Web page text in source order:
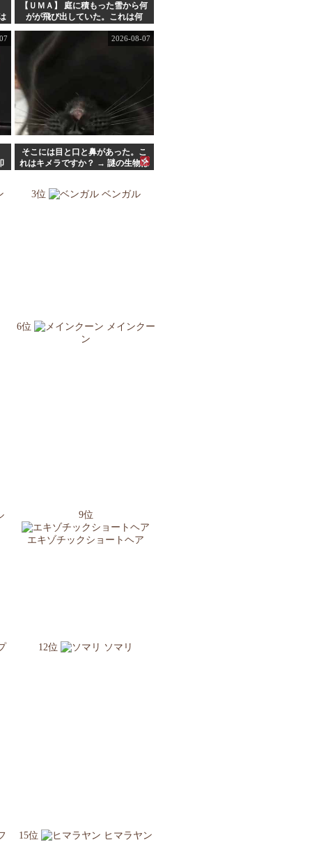
【ＵＭＡ】 庭に積もった雪から何
がが飛び出していた。これは何
そこには目と口と鼻があった。こ
れはキメラですか？ → 謎の生物は
2026-08-07
3位 ベンガル
6位
メインクー
ン
9位
エキゾチックショートヘア
12位 ソマリ
15位 ヒマラヤン